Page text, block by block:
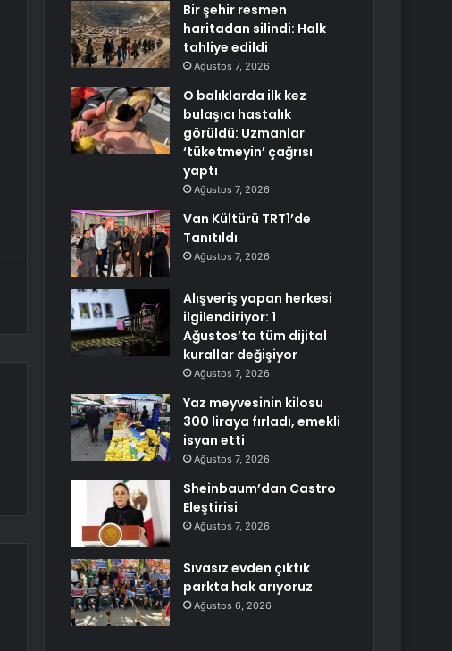
Bir şehir resmen
haritadan silindi: Halk
tahliye edildi
Ağustos 7, 2026
O balıklarda ilk kez
bulaşıcı hastalık
görüldü: Uzmanlar
‘tüketmeyin’ çağrısı
yaptı
Ağustos 7, 2026
Van Kültürü TRT1’de
Tanıtıldı
Ağustos 7, 2026
Alışveriş yapan herkesi
ilgilendiriyor: 1
Ağustos’ta tüm dijital
kurallar değişiyor
Ağustos 7, 2026
Yaz meyvesinin kilosu
300 liraya fırladı, emekli
isyan etti
Ağustos 7, 2026
Sheinbaum’dan Castro
Eleştirisi
Ağustos 7, 2026
Sıvasız evden çıktık
parkta hak arıyoruz
Ağustos 6, 2026